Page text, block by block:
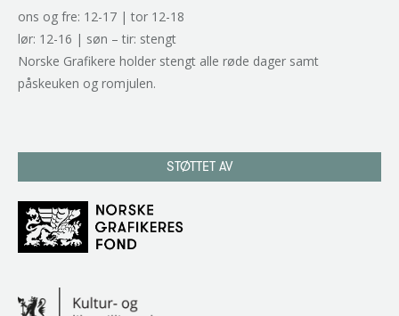
ons og fre: 12-17 | tor 12-18
lør: 12-16 | søn – tir: stengt
Norske Grafikere holder stengt alle røde dager samt
påskeuken og romjulen.
STØTTET AV